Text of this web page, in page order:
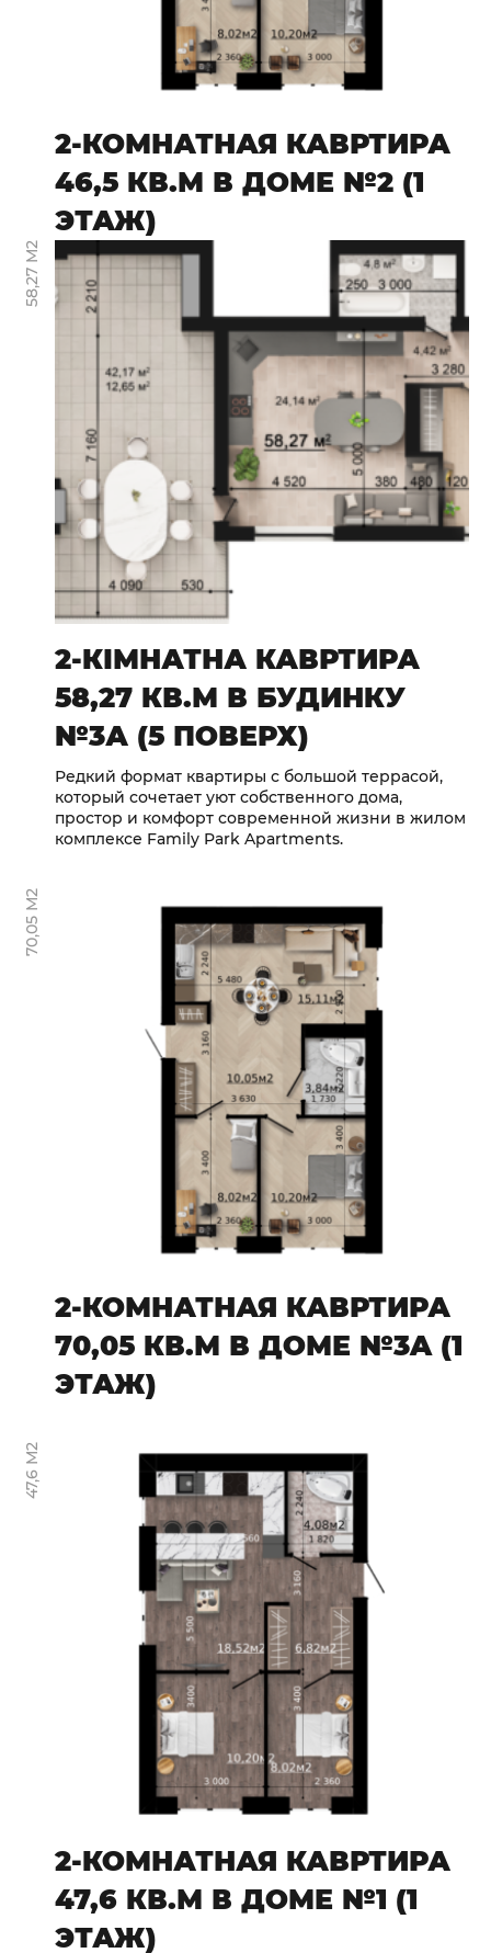
2-КОМНАТНАЯ КАВРТИРА
46,5 КВ.М В ДОМЕ №2 (1
ЭТАЖ)
2-КІМНАТНА КАВРТИРА
58,27 КВ.М В БУДИНКУ
№3А (5 ПОВЕРХ)
Редкий формат квартиры с большой террасой,
который сочетает уют собственного дома,
простор и комфорт современной жизни в жилом
комплексе Family Park Apartments.
58,27 М2
2-КОМНАТНАЯ КАВРТИРА
70,05 КВ.М В ДОМЕ №3A (1
ЭТАЖ)
70,05 М2
2-КОМНАТНАЯ КАВРТИРА
47,6 КВ.М В ДОМЕ №1 (1
ЭТАЖ)
47,6 М2